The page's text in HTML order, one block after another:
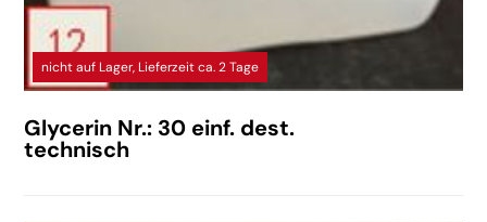
nicht auf Lager, Lieferzeit ca. 2 Tage
Glycerin Nr.: 30 einf. dest.
technisch